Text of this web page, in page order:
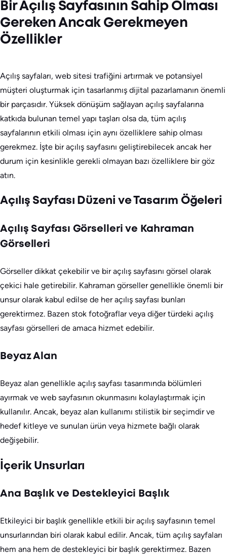
Bir Açılış Sayfasının Sahip Olması
Gereken Ancak Gerekmeyen
Özellikler
Açılış sayfaları, web sitesi trafiğini artırmak ve potansiyel
müşteri oluşturmak için tasarlanmış dijital pazarlamanın önemli
bir parçasıdır. Yüksek dönüşüm sağlayan açılış sayfalarına
katkıda bulunan temel yapı taşları olsa da, tüm açılış
sayfalarının etkili olması için aynı özelliklere sahip olması
gerekmez. İşte bir açılış sayfasını geliştirebilecek ancak her
durum için kesinlikle gerekli olmayan bazı özelliklere bir göz
atın.
Açılış Sayfası Düzeni ve Tasarım Öğeleri
Açılış Sayfası Görselleri ve Kahraman
Görselleri
Görseller dikkat çekebilir ve bir açılış sayfasını görsel olarak
çekici hale getirebilir. Kahraman görseller genellikle önemli bir
unsur olarak kabul edilse de her açılış sayfası bunları
gerektirmez. Bazen stok fotoğraflar veya diğer türdeki açılış
sayfası görselleri de amaca hizmet edebilir.
Beyaz Alan
Beyaz alan genellikle açılış sayfası tasarımında bölümleri
ayırmak ve web sayfasının okunmasını kolaylaştırmak için
kullanılır. Ancak, beyaz alan kullanımı stilistik bir seçimdir ve
hedef kitleye ve sunulan ürün veya hizmete bağlı olarak
değişebilir.
İçerik Unsurları
Ana Başlık ve Destekleyici Başlık
Etkileyici bir başlık genellikle etkili bir açılış sayfasının temel
unsurlarından biri olarak kabul edilir. Ancak, tüm açılış sayfaları
hem ana hem de destekleyici bir başlık gerektirmez. Bazen